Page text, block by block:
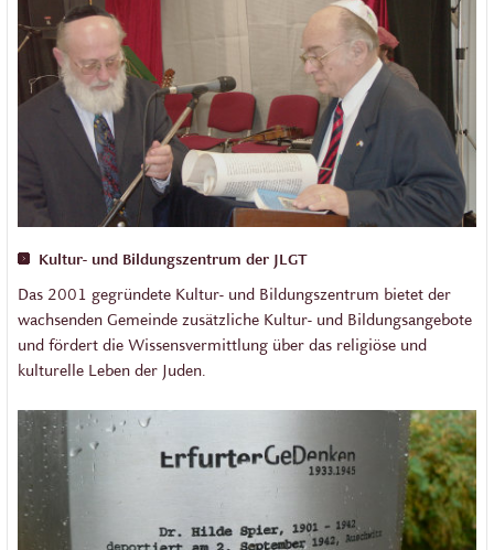
Kultur- und Bildungszentrum der JLGT
Das 2001 gegründete Kultur- und Bildungszentrum bietet der
wachsenden Gemeinde zusätzliche Kultur- und Bildungsangebote
und fördert die Wissensvermittlung über das religiöse und
kulturelle Leben der Juden.